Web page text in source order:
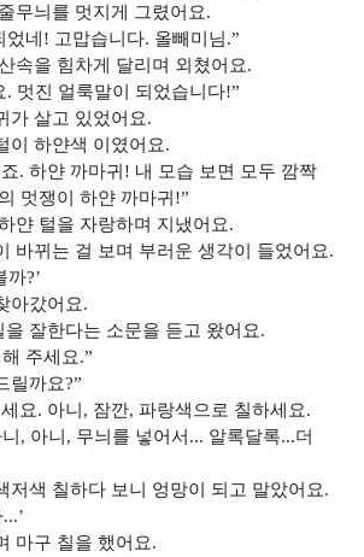
무늬를 멋지게 그렸어요.
네 ! 고맙습니다. 올빼미님.”
속을 힘차게 달리며 외쳤어요.
. 멋진 얼룩말이 되었습니다!”
가 살고 있었어요.
이 하얀색 이였어요.
. 하얀 까마귀 ! 내 모습 보면 모두 깜짝
멋쟁이 하얀 까마귀 !”
얀 털을 자랑하며 지냈어요.
바뀌는 걸 보며 부러운 생각이 들었어요.
까?’
아갔어요.
을 잘한다는 소문을 듣고 왔어요.
주세요.”
릴까요?”
요. 아니 , 잠깐, 파랑색으로 칠하세요.
, 아니 , 무늬를 넣어서 ... 알록달록...더
저색 칠하다 보니 엉망이 되고 말았어요.
...’
마구 칠을 했어요.